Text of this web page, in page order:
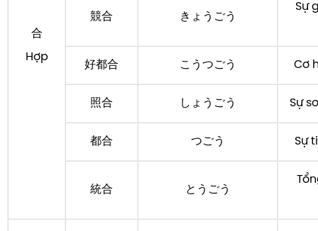
合
Hợp
競合 きょうごう
Sự
好都合 こうつごう Cơ
照合 しょうごう Sự
都合 つごう Sự
統合 とうごう